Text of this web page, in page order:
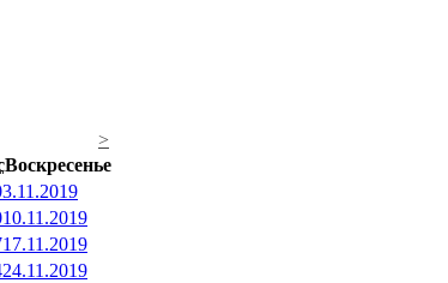
>
Воскресенье
10.11.2019
17.11.2019
24.11.2019